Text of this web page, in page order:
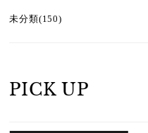
未分類(150)
PICK UP